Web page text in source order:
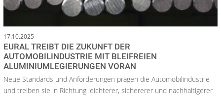
17.10.2025
EURAL TREIBT DIE ZUKUNFT DER
AUTOMOBILINDUSTRIE MIT BLEIFREIEN
ALUMINIUMLEGIERUNGEN VORAN
Neue Standards und Anforderungen prägen die Automobilindustrie
und treiben sie in Richtung leichterer, sichererer und nachhaltigerer